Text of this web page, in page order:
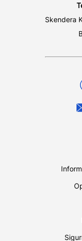
Skendera